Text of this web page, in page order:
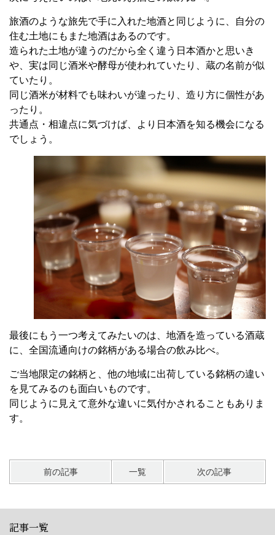
旅酒のような旅先で手に入れた地酒と同じように、自分の
住む土地にもまた地酒はあるのです。
造られた土地が違うのだから全く違う日本酒かと思いき
や、実は同じ酒米や酵母が使われていたり、蔵の名前が似
ていたり。
同じ酒米が材料でも味わいが違ったり、造り方に個性があ
ったり。
共通点・相違点に気づけば、より日本酒を知る機会になる
でしょう。
最後にもう一つ考えてみたいのは、地酒を造っている酒蔵
に、全国流通向けの銘柄がある場合の飲み比べ。
ご当地限定の銘柄と、他の地域に出荷している銘柄の違い
を見てみるのも面白いものです。
同じように見えて意外な違いに気付かされることもありま
す。
前の記事 一覧 次の記事
記事一覧